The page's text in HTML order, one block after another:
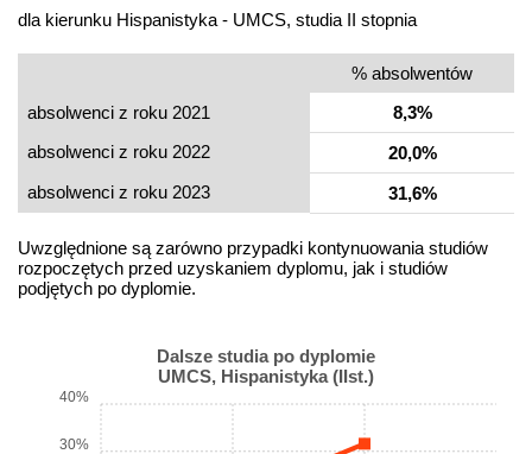
dla kierunku Hispanistyka - UMCS, studia II stopnia
% absolwentów
absolwenci z roku 2021
8,3%
absolwenci z roku 2022
20,0%
absolwenci z roku 2023
31,6%
Uwzględnione są zarówno przypadki kontynuowania studiów
rozpoczętych przed uzyskaniem dyplomu, jak i studiów
podjętych po dyplomie.
Dalsze studia po dyplomie
UMCS, Hispanistyka (IIst.)
30%
40%